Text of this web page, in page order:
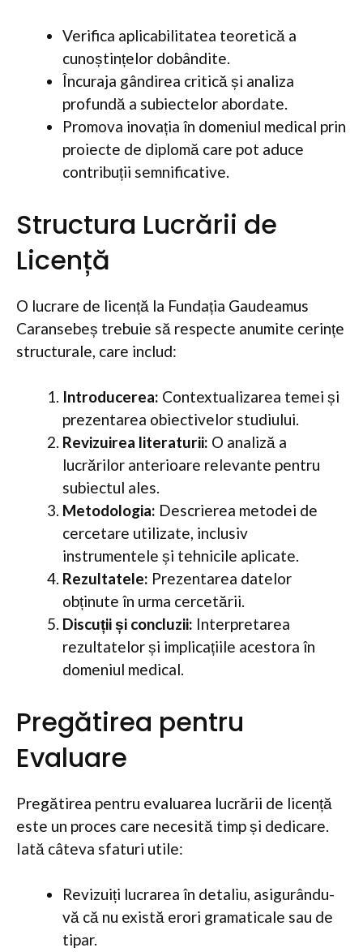
Verifica aplicabilitatea teoretică a
cunoștințelor dobândite.
Încuraja gândirea critică și analiza
profundă a subiectelor abordate.
Promova inovația în domeniul medical prin
proiecte de diplomă care pot aduce
contribuții semnificative.
Structura Lucrării de
Licență
O lucrare de licență la Fundația Gaudeamus
Caransebeș trebuie să respecte anumite cerințe
structurale, care includ:
Introducerea: Contextualizarea temei și
prezentarea obiectivelor studiului.
Revizuirea literaturii: O analiză a
lucrărilor anterioare relevante pentru
subiectul ales.
Metodologia: Descrierea metodei de
cercetare utilizate, inclusiv
instrumentele și tehnicile aplicate.
Rezultatele: Prezentarea datelor
obținute în urma cercetării.
Discuții și concluzii: Interpretarea
rezultatelor și implicațiile acestora în
domeniul medical.
Pregătirea pentru
Evaluare
Pregătirea pentru evaluarea lucrării de licență
este un proces care necesită timp și dedicare.
Iată câteva sfaturi utile:
Revizuiți lucrarea în detaliu, asigurându-
vă că nu există erori gramaticale sau de
tipar.